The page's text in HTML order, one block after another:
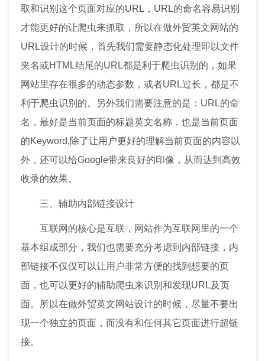
取和识别这个页面对应的URL，URL的命名容易识别
才能更好的让爬虫来抓取，所以在做外贸英文网站的
URL设计的时候，首先我们需要静态化处理即以文件
夹名或HTML结尾的URL都是利于爬虫识别的，如果
网站里存在很多的动态参数，或者URL过长，都是不
利于爬虫识别的。另外我们需要注意的是：URL的命
名，最好是当前页面的标题英文名称，也是当前页面
的Keyword,除了让用户更好的理解当前页面的内容以
外，还可以给Google带来良好的印像，从而达到高效
收录的效果。
三、辅助内部链接设计
互联网的核心是互联，网站作为互联网里的一个
基本组成部分，我们也需要充分考虑到内部链接，内
部链接不仅仅可以让用户非常方便的找到想要的页
面，也可以更好的辅助爬虫来识别和发现URL及页
面。所以在做外贸英文网站设计的时候，尽量不要出
现一个独立的页面，而没有和任何其它页面进行超链
接。